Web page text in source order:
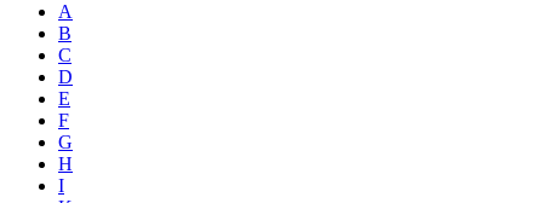
A
B
C
D
E
F
G
H
I